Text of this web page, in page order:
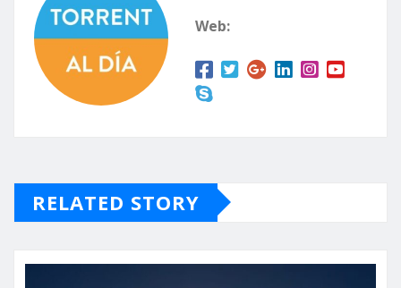
Web:
RELATED STORY